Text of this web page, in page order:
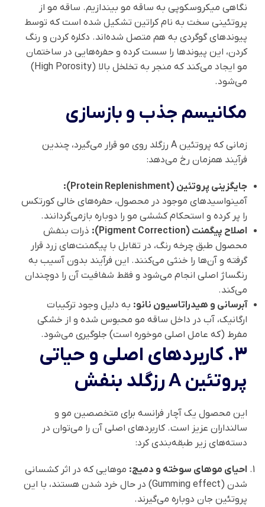
نگاهی میکروسکوپی به ساقه مو بیندازیم. ساقه مو از
پروتئینی سخت به نام کراتین تشکیل شده است که توسط
پیوندهای گوگردی به هم متصل شده‌اند. دکلره کردن و رنگ
کردن، این پیوندها را سست کرده و حفره‌هایی در ساختمان
مو ایجاد می‌کند که منجر به تخلخل بالا (High Porosity)
می‌شود.
مکانیسم جذب و بازسازی
زمانی که پروتئین A رزگلد روی مو قرار می‌گیرد، چندین
فرآیند همزمان رخ می‌دهد:
جایگزینی پروتئین (Protein Replenishment):
آمینواسیدهای موجود در محصول، حفره‌های خالی کورتکس
را پر کرده و استحکام کششی مو را دوباره بازمی‌گردانند.
اصلاح پیگمنت (Pigment Correction):
ذرات بنفش
محصول طبق چرخه رنگ، در تقابل با پیگمنت‌های زرد قرار
گرفته و آن‌ها را خنثی می‌کنند. این فرآیند بدون آسیب به
رنگساژ اصلی انجام می‌شود و فقط شفافیت آن را دوچندان
می‌کند.
آبرسانی و هیدراتاسیون نانو: به دلیل وجود ترکیبات
ارگانیک، آب در داخل ساقه مو محبوس شده و از خشکی
مفرط (که عامل اصلی موخوره است) جلوگیری می‌شود.
3. کاربردهای اصلی و حیاتی
پروتئین A رزگلد بنفش
این محصول یک آچار فرانسه برای متخصصین مو و
سالنداران عزیز است. کاربردهای اصلی آن را می‌توان در
دسته‌های زیر طبقه‌بندی کرد:
احیای موهای سوخته و دمیج: موهایی که در اثر کشسانی
شدن (Gumming effect) در حال خرد شدن هستند، با این
پروتئین جان دوباره می‌گیرند.